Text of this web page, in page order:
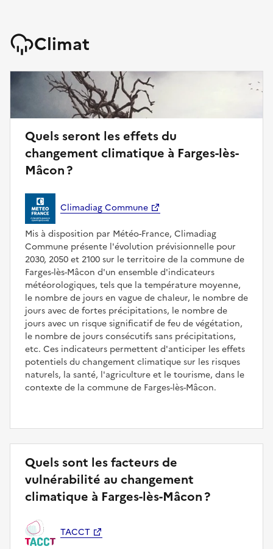
Climat
Quels seront les effets du
changement climatique à Farges-lès-
Mâcon ?
Climadiag Commune
Mis à disposition par Météo-France, Climadiag
Commune présente l'évolution prévisionnelle pour
2030, 2050 et 2100 sur le territoire de la commune de
Farges-lès-Mâcon d'un ensemble d'indicateurs
météorologiques, tels que la température moyenne,
le nombre de jours en vague de chaleur, le nombre de
jours avec de fortes précipitations, le nombre de
jours avec un risque significatif de feu de végétation,
le nombre de jours consécutifs sans précipitations,
etc. Ces indicateurs permettent d'anticiper les effets
potentiels du changement climatique sur les risques
naturels, la santé, l'agriculture et le tourisme, dans le
contexte de la commune de Farges-lès-Mâcon.
Quels sont les facteurs de
vulnérabilité au changement
climatique à Farges-lès-Mâcon ?
TACCT